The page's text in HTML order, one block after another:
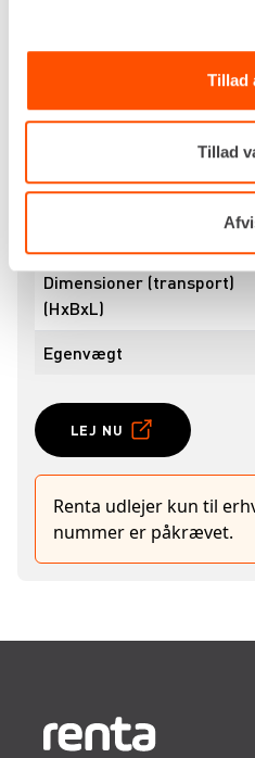
Tillad
Tillad
Kurvlast, maks.
Drejning
Dimensioner (transport)
(HxBxL)
Egenvægt
LEJ NU
Renta udlejer kun til
nummer er påkrævet.